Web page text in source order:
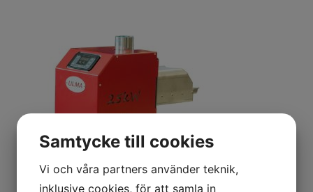
Samtycke till cookies
Vi och våra partners använder teknik,
inklusive cookies, för att samla in